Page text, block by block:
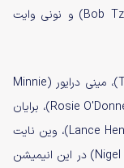
Murphy) و تیم نویسندگی باب تزودیکر(Bob Tzudiker) و نونی وایت
صداپیشگانی چون تونی گلدوین (Tony Goldwyn)، مینی درایور (Minnie
Driver)، گلن کلوز (Glenn Close)، رزی اودانل (Rosie O'Donnell)، برایان
بلسد (Brian Blessed)، لنس هنریکسن (Lance Henriksen)، وین نایت
(Wayne Knight) و نایجل هاثورن (Nigel Hawthorne) در این انیمیشن